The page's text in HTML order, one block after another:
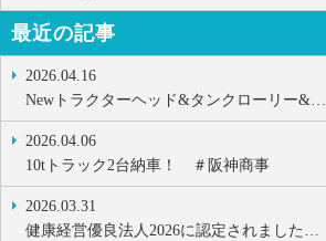
最近の記事
2026.04.16
Newトラクターヘッド&タンクローリー&…
2026.04.06
10tトラック2台納車！ ＃阪神商事
2026.03.31
健康経営優良法人2026に認定されました…